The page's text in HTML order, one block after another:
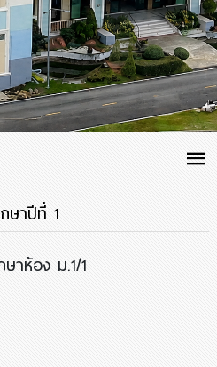
ษาปีที่ 1
าห้อง ม.1/1